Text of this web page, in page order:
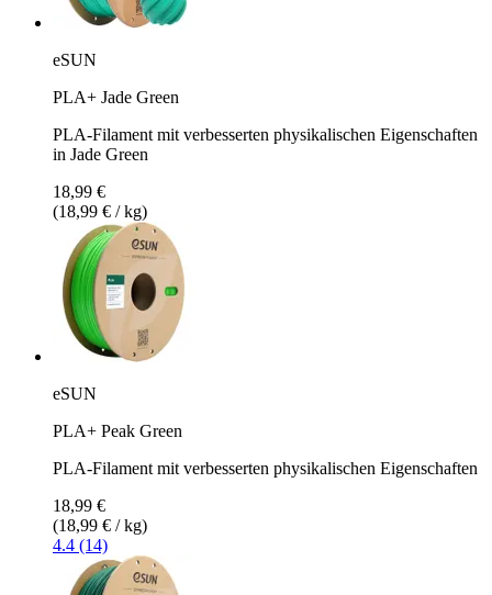
eSUN
PLA+ Jade Green
PLA-Filament mit verbesserten physikalischen Eigenschaften
in Jade Green
18,99 €
(18,99 € / kg)
eSUN
PLA+ Peak Green
PLA-Filament mit verbesserten physikalischen Eigenschaften
18,99 €
(18,99 € / kg)
4.4 (14)